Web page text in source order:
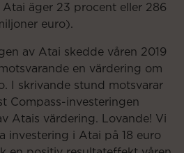
äger 23 procent eller 286
euro).
av Atai skedde våren 2019
en värdering om
I skrivande stund motsvarar
Compass-investeringen
Atais värdering. Lovande! Vi
investering i Atai på 18 euro